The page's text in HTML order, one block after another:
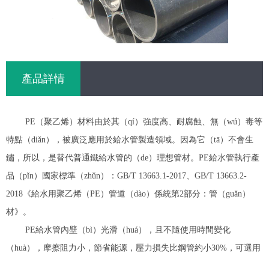
產品詳情
PE（聚乙烯）材料由於其（qí）強度高、耐腐蝕、無（wú）毒等
特點（diǎn），被廣泛應用於給水管製造領域。因為它（tā）不會生
鏽，所以，是替代普通鐵給水管的（de）理想管材。PE給水管執行產
品（pǐn）國家標準（zhǔn）：GB/T 13663.1-2017、GB/T 13663.2-
2018《給水用聚乙烯（PE）管道（dào）係統第2部分：管（guǎn）
材》。
PE給水管內壁（bì）光滑（huá），且不隨使用時間變化
（huà），摩擦阻力小，節省能源，壓力損失比鋼管約小30%，可選用